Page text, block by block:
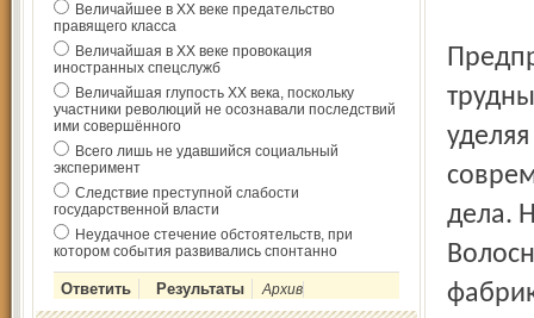
Величайшее в ХХ веке предательство
правящего класса
Величайшая в ХХ веке провокация
иностранных спецслужб
Величайшая глупость ХХ века, поскольку
участники революций не осознавали последствий
ими совершённого
Всего лишь не удавшийся социальный
эксперимент
Следствие преступной слабости
государственной власти
Неудачное стечение обстоятельств, при
котором события развивались спонтанно
Архив
дела.